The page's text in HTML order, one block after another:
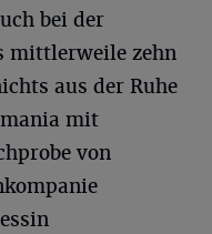
bei der
mittlerweile zehn
aus der Ruhe
mit
von